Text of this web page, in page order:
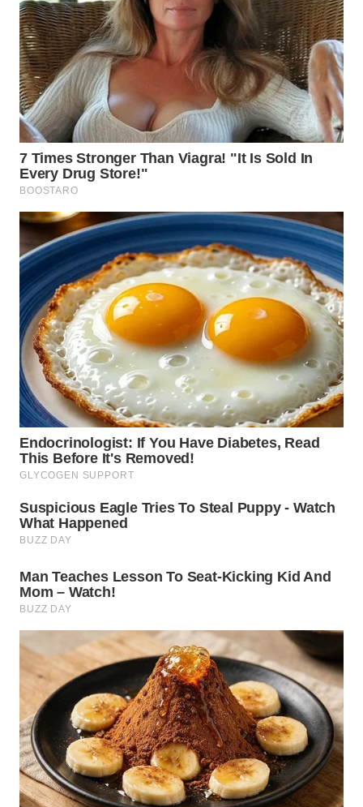
WN
DANAU
TOBA
WN
NIAS
WN
LANGKAT
TAPANULI
SELATAN
WN
TANJUNG
LESUNG
WN
KARO
WN
SIMALUNGUN
WN
WN
TENGAH
SERDANG
WN
TEBING
TINGGI
WN
PAKPAK